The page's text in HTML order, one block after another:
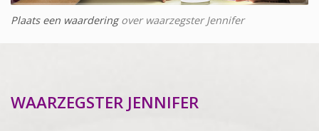
Plaats een waarderingover waarzegster Jennifer
WAARZEGSTER JENNIFER